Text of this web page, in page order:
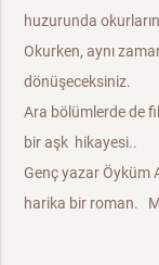
huzurunda
Okurken, aynı
dönüşeceksiniz.
Ara bölümlerde de
bir aşk hikayesi..
Genç yazar Öyküm
harika bir roman.